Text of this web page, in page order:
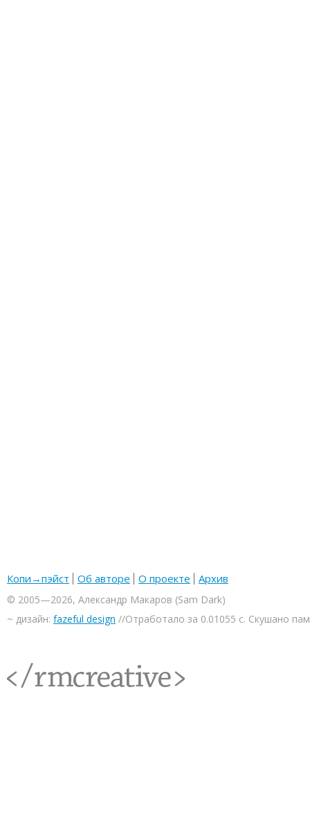
Копи→пэйст Об авторе О проекте Архив
© 2005—2026, Александр Макаров (Sam Dark)
~ дизайн: fazeful design //Отработало за 0.01055 с. Скушано
<rmcreative/>